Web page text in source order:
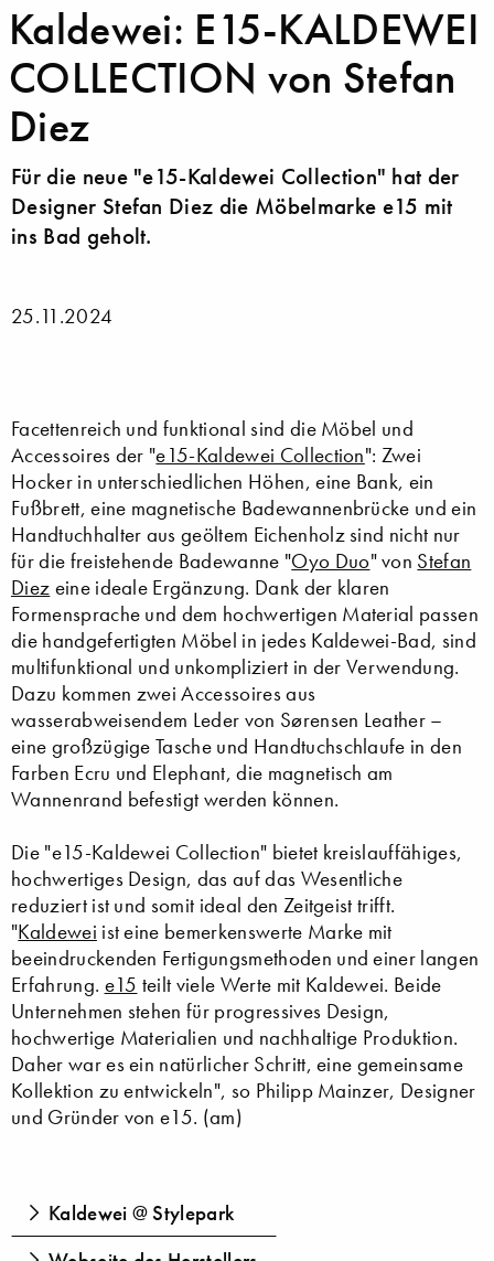
Kaldewei: E15-KALDEWEI
COLLECTION von Stefan
Diez
Für die neue "e15-Kaldewei Collection" hat der
Designer Stefan Diez die Möbelmarke e15 mit
ins Bad geholt.
25.11.2024
Facettenreich und funktional sind die Möbel und
Accessoires der "e15-Kaldewei Collection": Zwei
Hocker in unterschiedlichen Höhen, eine Bank, ein
Fußbrett, eine magnetische Badewannenbrücke und ein
Handtuchhalter aus geöltem Eichenholz sind nicht nur
für die freistehende Badewanne "Oyo Duo" von Stefan
Diez eine ideale Ergänzung. Dank der klaren
Formensprache und dem hochwertigen Material passen
die handgefertigten Möbel in jedes Kaldewei-Bad, sind
multifunktional und unkompliziert in der Verwendung.
Dazu kommen zwei Accessoires aus
wasserabweisendem Leder von Sørensen Leather –
eine großzügige Tasche und Handtuchschlaufe in den
Farben Ecru und Elephant, die magnetisch am
Wannenrand befestigt werden können.
Die "e15-Kaldewei Collection" bietet kreislauffähiges,
hochwertiges Design, das auf das Wesentliche
reduziert ist und somit ideal den Zeitgeist trifft.
"Kaldewei ist eine bemerkenswerte Marke mit
beeindruckenden Fertigungsmethoden und einer langen
Erfahrung. e15 teilt viele Werte mit Kaldewei. Beide
Unternehmen stehen für progressives Design,
hochwertige Materialien und nachhaltige Produktion.
Daher war es ein natürlicher Schritt, eine gemeinsame
Kollektion zu entwickeln", so Philipp Mainzer, Designer
und Gründer von e15. (am)
Kaldewei @ Stylepark